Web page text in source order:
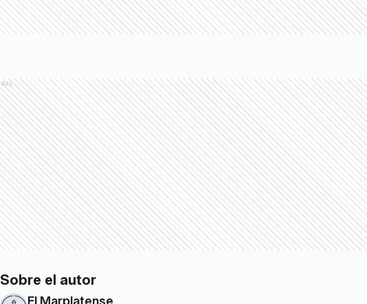
Ads
Sobre el autor
El Marplatense